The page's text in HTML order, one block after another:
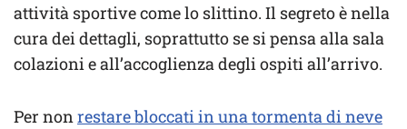
attività sportive come lo slittino. Il segreto è nella
cura dei dettagli, soprattutto se si pensa alla sala
colazioni e all’accoglienza degli ospiti all’arrivo.
Per non restare bloccati in una tormenta di neve